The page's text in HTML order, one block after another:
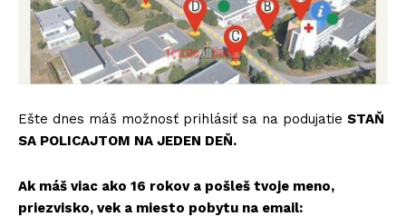
Ešte dnes máš možnosť prihlásiť sa na podujatie STAŇ
SA POLICAJTOM NA JEDEN DEŇ.
Ak máš viac ako 16 rokov a pošleš tvoje meno,
priezvisko, vek a miesto pobytu na email: